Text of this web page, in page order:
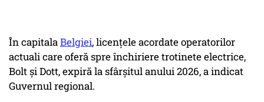
În capitalaBelgiei, licenţele acordate operatorilor
actuali care oferă spre închiriere trotinete electrice,
Bolt şi Dott, expiră la sfârşitul anului 2026, a indicat
Guvernul regional.